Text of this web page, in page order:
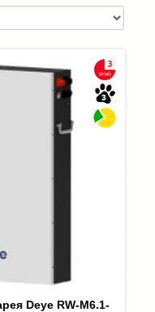
Deye RW-M6.1-